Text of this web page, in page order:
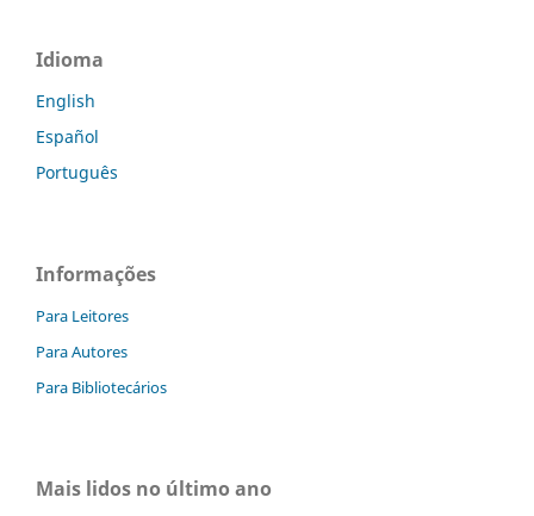
Idioma
English
Español
Português
Informações
Para Leitores
Para Autores
Para Bibliotecários
Mais lidos no último ano